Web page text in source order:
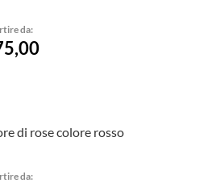
da:
di rose colore rosso
da: